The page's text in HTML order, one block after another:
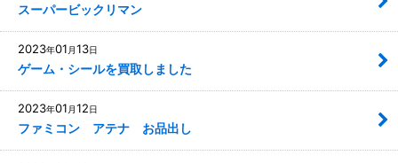
スーパービックリマン
2023年01 月13日
ゲーム・シールを買取しました
2023年01 月12日
ファミコン アテナ お品出し